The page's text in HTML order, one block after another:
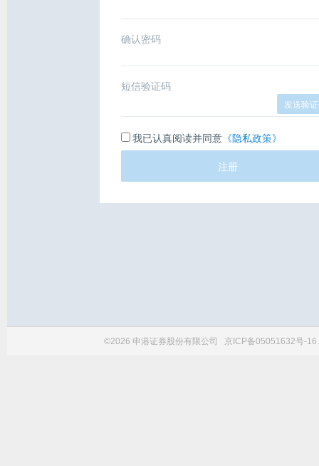
确认密码
短信验证码
发送验
我已认真阅读并同意 《隐私政策》
注册
©2026 申港证券股份有限公司 京ICP备05051632号-16